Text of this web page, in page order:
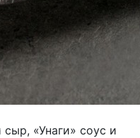
«Унаги» соус и